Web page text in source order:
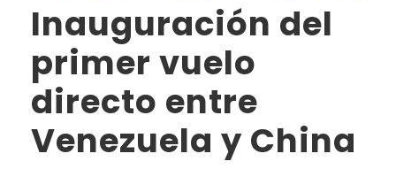
Inauguración del
primer vuelo
directo entre
Venezuela y China